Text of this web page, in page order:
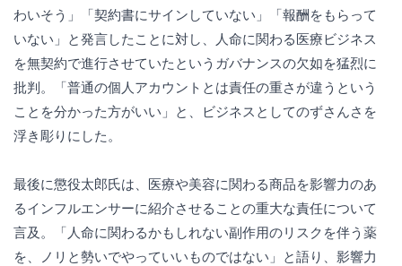
わいそう」「契約書にサインしていない」「報酬をもらって
いない」と発言したことに対し、人命に関わる医療ビジネス
を無契約で進行させていたというガバナンスの欠如を猛烈に
批判。「普通の個人アカウントとは責任の重さが違うという
ことを分かった方がいい」と、ビジネスとしてのずさんさを
浮き彫りにした。
最後に懲役太郎氏は、医療や美容に関わる商品を影響力のあ
るインフルエンサーに紹介させることの重大な責任について
言及。「人命に関わるかもしれない副作用のリスクを伴う薬
を、ノリと勢いでやっていいものではない」と語り、影響力